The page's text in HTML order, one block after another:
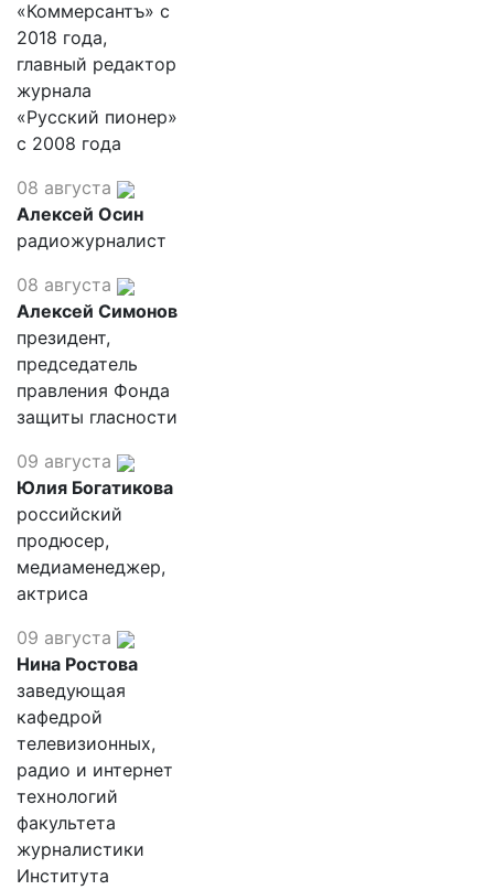
«Коммерсантъ» с
2018 года,
главный редактор
журнала
«Русский пионер»
с 2008 года
08 августа
Алексей Осин
радиожурналист
08 августа
Алексей Симонов
президент,
председатель
правления Фонда
защиты гласности
09 августа
Юлия Богатикова
российский
продюсер,
медиаменеджер,
актриса
09 августа
Нина Ростова
заведующая
кафедрой
телевизионных,
радио и интернет
технологий
факультета
журналистики
Института